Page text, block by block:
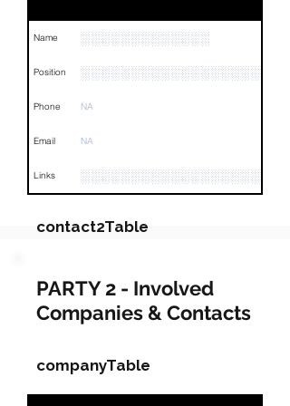
Name ░░░░░░░░░░░░░
Position
Phone NA
Email NA
Links
contact2Table
Field Value
Name
Position
Phone NA
PARTY 2 - Involved
Companies & Contacts
companyTable